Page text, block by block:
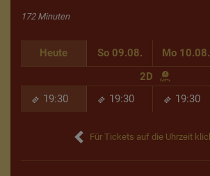
172 Minuten
Heute So 09.08. Mo 10.08.
19:30 19:30 19:30
2D
Für Tickets auf die Uhrzeit